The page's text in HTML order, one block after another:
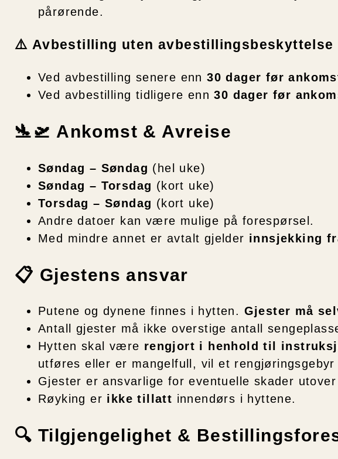
pårørende.
⚠️ Avbestilling uten avbestillingsbeskyttelse
Ved avbestilling senere enn30 dager før
Ved avbestilling tidligere enn30 dager før
🛬🛫 Ankomst & Avreise
Søndag – Søndag (hel uke)
Søndag – Torsdag (kort uke)
Torsdag – Søndag (kort uke)
Andre datoer kan være mulige på forespørsel.
Med mindre annet er avtalt gjelder innsjekking
📋 Gjestens ansvar
Putene og dynene finnes i hytten. Gjester må
Antall gjester må ikke overstige antall
Hytten skal være rengjort i henhold til
utføres eller er mangelfull, vil et rengjøringsgebyr
Gjester er ansvarlige for eventuelle skader
Røyking er ikke tillatt innendørs i hyttene.
🔍 Tilgjengelighet &